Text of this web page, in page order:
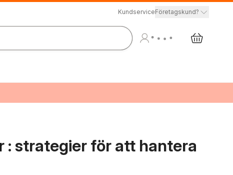
KundserviceFöretagskund?
: strategier för att hantera